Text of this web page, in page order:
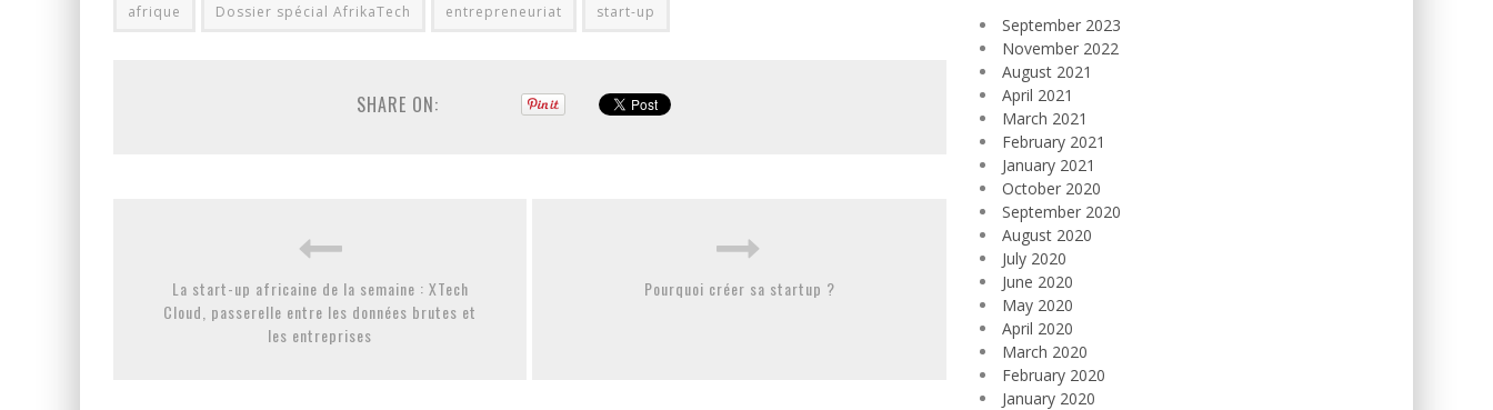
afrique Dossier spécial AfrikaTech entrepreneuriat start-up
SHARE ON:
La start-up africaine de la semaine : XTech
Cloud, passerelle entre les données brutes et
les entreprises
Pourquoi créer sa startup ?
September 2023
November 2022
August 2021
April 2021
March 2021
February 2021
January 2021
October 2020
September 2020
August 2020
July 2020
June 2020
May 2020
April 2020
March 2020
February 2020
January 2020